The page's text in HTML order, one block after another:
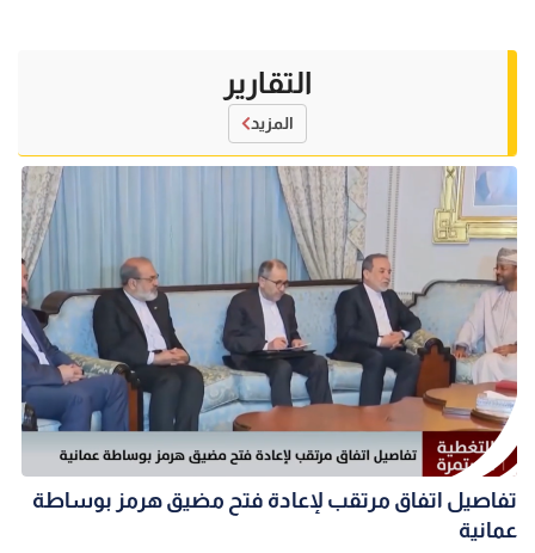
التقارير
المزيد
تفاصيل اتفاق مرتقب لإعادة فتح مضيق هرمز بوساطة
عمانية